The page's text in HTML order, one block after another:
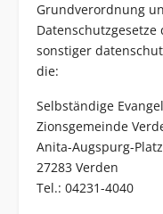
Grundverordnung
sonstiger
die:
Selbständige
Zionsgemeinde
Anita-Augspurg-Platz
27283 Verden
Tel.: 04231-4040